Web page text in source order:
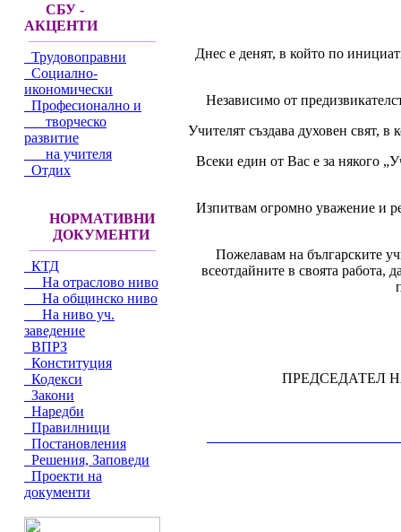
СБУ -
АКЦЕНТИ
Трудовоправни
Социално-
икономически
Професионално и
творческо
развитие
на учителя
Отдих
НОРМАТИВНИ
ДОКУМЕНТИ
КТД
На отраслово ниво
На общинско ниво
На ниво уч.
заведение
ВПРЗ
Конституция
Кодекси
Закони
Наредби
Правилници
Постановления
Решения, Заповеди
Проекти на
документи
Днес е денят, в който по
Независимо от
Учителят създава духовен свят,
Всеки един от Вас е за някого
Изпитвам огромно уважение и
Пожелавам на българските
всеотдайните в своята работа,
ПРЕДСЕДАТЕЛ